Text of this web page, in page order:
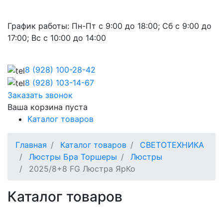
График работы: Пн-Пт с 9:00 до 18:00; Сб с 9:00 до
17:00; Вс с 10:00 до 14:00
8 (928) 100-28-42
8 (928) 103-14-67
Заказать звонок
Ваша корзина пуста
Каталог товаров
Главная Каталог товаров
СВЕТОТЕХНИКА
Люстры Бра Торшеры
Люстры
2025/8+8 FG Люстра ЯрКо
Каталог товаров